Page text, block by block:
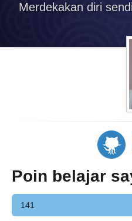
Merdekakan diri
Poin belajar
141